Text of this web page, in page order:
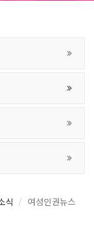
식 여성인권뉴스